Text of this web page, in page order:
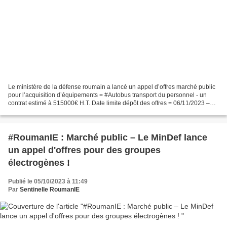
Le ministère de la défense roumain a lancé un appel d’offres marché public
pour l’acquisition d’équipements = #Autobus transport du personnel - un
contrat estimé à 515000€ H.T. Date limite dépôt des offres = 06/11/2023 –
#RoumanIE : Marché public – Le MinDef lance
un appel d'offres pour des groupes
électrogènes !
Publié le 05/10/2023 à 11:49
Par Sentinelle RoumanIE